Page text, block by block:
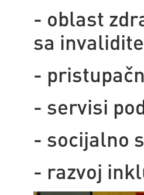
- oblast
sa
-
- servisi
- socijalno
- razvoj